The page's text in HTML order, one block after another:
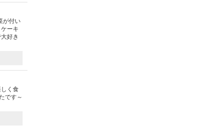
が付い
ーキ
好き
く食
です～